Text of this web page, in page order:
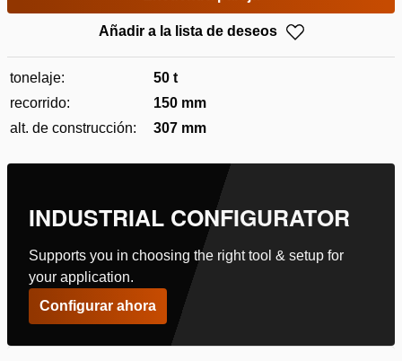
Añadir a la lista de deseos
tonelaje:
50 t
recorrido:
150 mm
alt. de construcción:
307 mm
INDUSTRIAL CONFIGURATOR
Supports you in choosing the right tool & setup for
your application.
Configurar ahora